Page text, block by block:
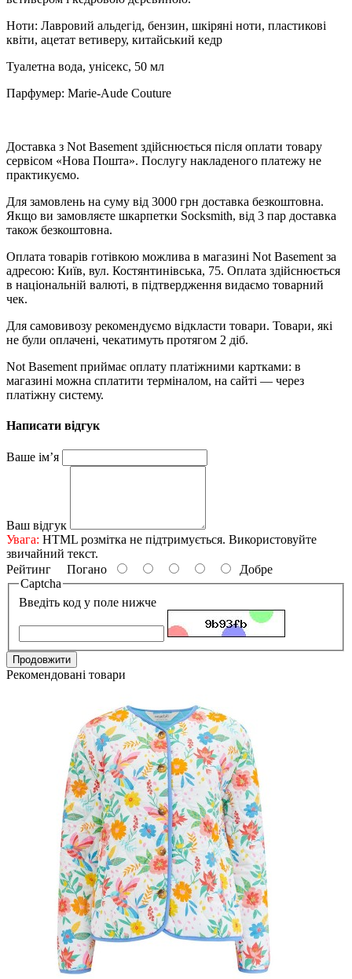
Ноти: Лавровий альдегід, бензин, шкіряні ноти, пластикові
квіти, ацетат ветиверу, китайський кедр
Туалетна вода, унісекс, 50 мл
Парфумер: Marie-Aude Couture
Доставка з Not Basement здійснюється після оплати товару
сервісом «Нова Пошта». Послугу накладеного платежу не
практикуємо.
Для замовлень на суму від 3000 грн доставка безкоштовна.
Якщо ви замовляєте шкарпетки Socksmith, від 3 пар доставка
також безкоштовна.
Оплата товарів готівкою можлива в магазині Not Basement за
адресою: Київ, вул. Костянтинівська, 75. Оплата здійснюється
в національній валюті, в підтвердження видаємо товарний
чек.
Для самовивозу рекомендуємо відкласти товари. Товари, які
не були оплачені, чекатимуть протягом 2 діб.
Not Basement приймає оплату платіжними картками: в
магазині можна сплатити терміналом, на сайті — через
платіжну систему.
Написати відгук
Ваше ім’я
Ваш відгук
Увага: HTML розмітка не підтримується. Використовуйте
звичайний текст.
Рейтинг Погано
Добре
Captcha
Введіть код у поле нижче
Продовжити
Рекомендовані товари